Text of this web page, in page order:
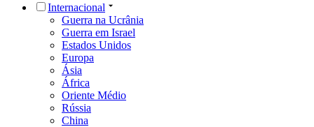
Internacional
Guerra na Ucrânia
Guerra em Israel
Estados Unidos
Europa
Ásia
África
Oriente Médio
Rússia
China